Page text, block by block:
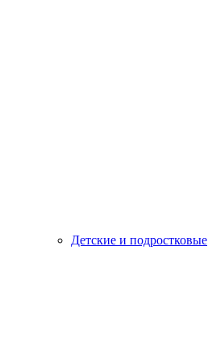
Детские и подростковые